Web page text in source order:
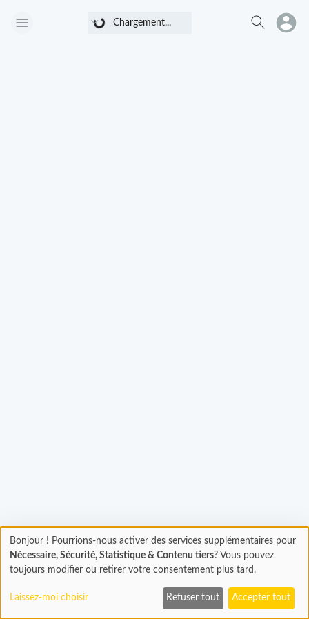
Chargement...
Chargement... Chargement
En cours...
Bonjour ! Pourrions-nous activer des services supplémentaires pour
Nécessaire, Sécurité, Statistique & Contenu tiers? Vous pouvez
toujours modifier ou retirer votre consentement plus tard.
Laissez-moi choisir Refuser tout Accepter tout